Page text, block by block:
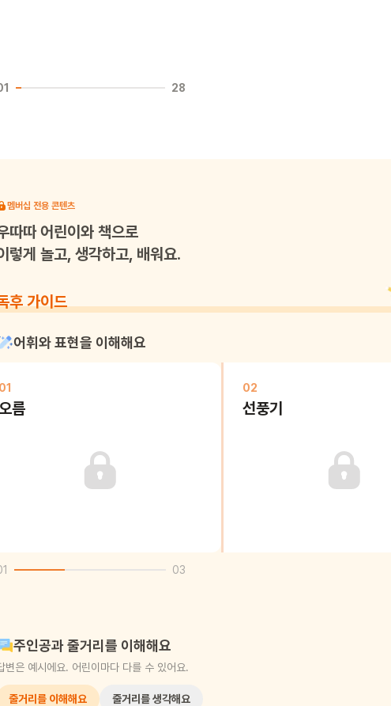
28
멤버십 전용 콘텐츠
따따어린이와 책으로
렇게 놀고, 생각하고, 배워요.
후 가이드
어휘와 표현을 이해해요
01
름
02
선풍기
03
주인공과 줄거리를 이해해요
변은 예시에요. 어린이마다 다를 수 있어요.
줄거리를 이해해요 줄거리를 생각해요